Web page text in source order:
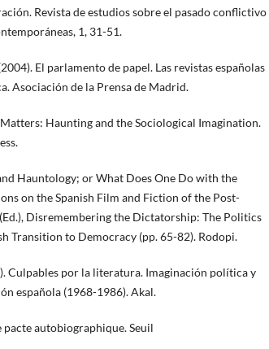
Revista de estudios sobre el pasado conflictivo
1, 31-51.
El parlamento de papel. Las revistas españolas
Asociación de la Prensa de Madrid.
Haunting and the Sociological Imagination.
Hauntology; or What Does One Do with the
on the Spanish Film and Fiction of the Post-
Disremembering the Dictatorship: The Politics
Transition to Democracy (pp. 65-82). Rodopi.
Culpables por la literatura. Imaginación política y
española (1968-1986). Akal.
pacte autobiographique. Seuil